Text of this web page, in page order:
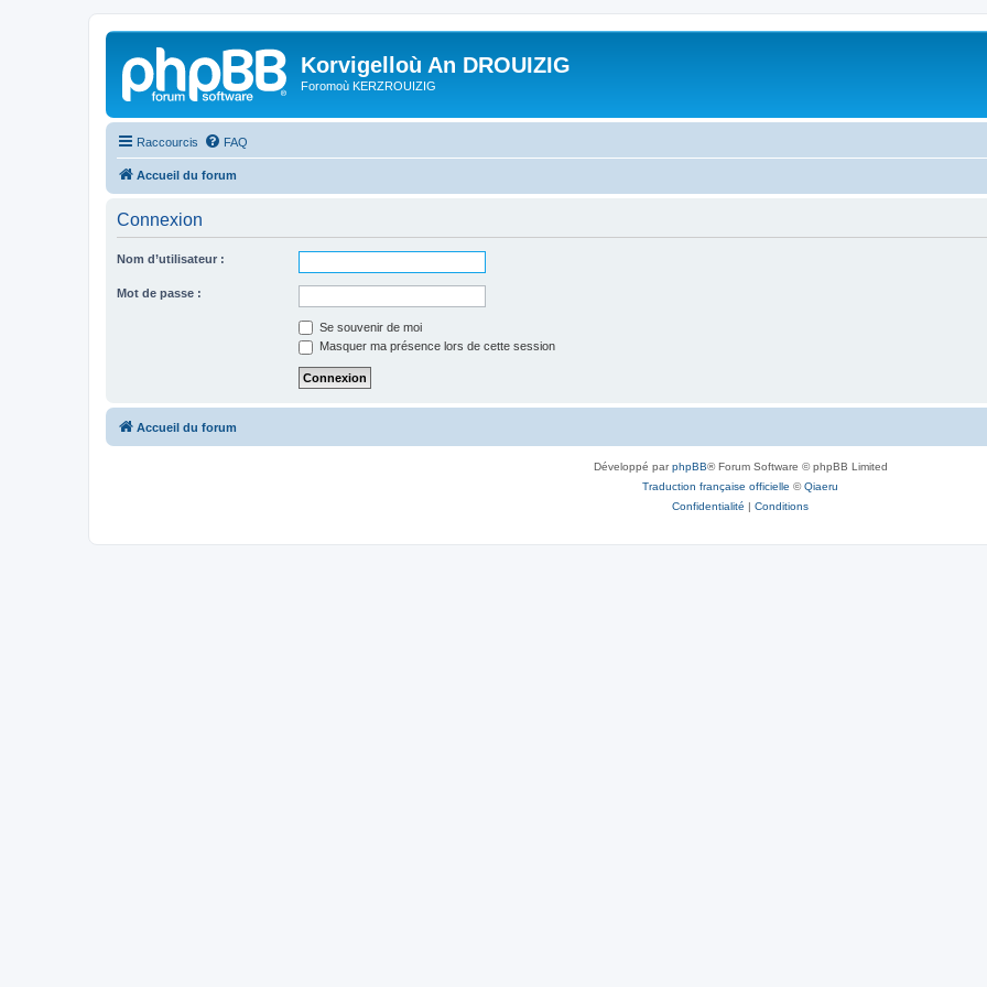
Korvigelloù An DROUIZIG
Foromoù KERZROUIZIG
Raccourcis FAQ
Accueil du forum
Connexion
Nom d’utilisateur :
Mot de passe :
Se souvenir de moi
Masquer ma présence lors de cette session
Accueil du forum
Développé parphpBB® Forum Software © phpBB Limited
Traduction française officielle ©Qiaeru
Confidentialité | Conditions